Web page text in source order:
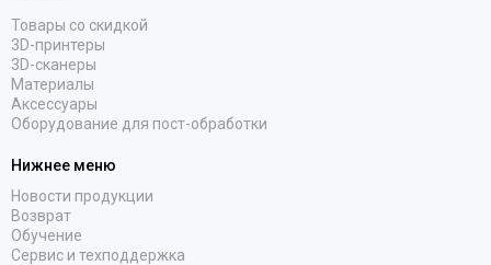
Товары со скидкой
3D-принтеры
3D-сканеры
Материалы
Аксессуары
Оборудование для пост-обработки
Нижнее меню
Новости продукции
Возврат
Обучение
Сервис и техподдержка